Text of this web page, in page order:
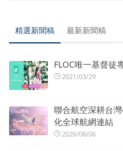
精選新聞稿 最新新聞稿
FLOC唯一基督徒
2021/03/29
聯合航空深耕台
化全球航網連結
2026/08/06